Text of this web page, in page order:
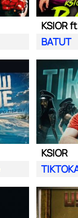
KSIOR
BATUT
KSIOR